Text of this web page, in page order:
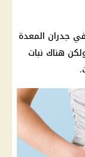
في جدران المعدة
هناك نبات